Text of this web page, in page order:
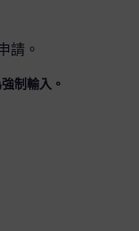
請。
制輸入。